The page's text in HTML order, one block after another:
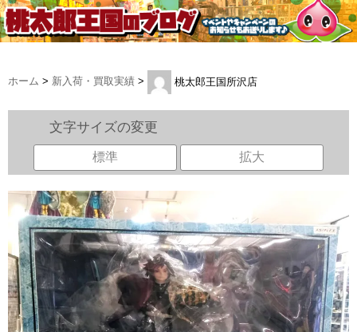
ホーム > 新入荷・買取実績 > 桃太郎王国所沢店
文字サイズの変更
標準 拡大